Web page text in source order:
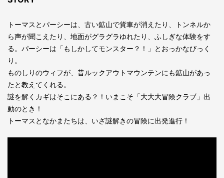
トーマスとパーシーは、古い鉱⼭で貨⾞が消えたり、トンネルか
ら声が聞こえたり、地⾯がグラグラゆれたり、ふしぎな体験をす
る。パーシーは「もしかしてモンスター？！」とおっかなびっく
り。
ものしりのウィフが、昔ルックアウトマウンテンにも鉱⼭があっ
たと教えてくれる。
謎を解くカギはそこにある？！いまこそ「⼤⼤⼤冒険クラブ」出
動のとき！
トーマスとなかまたちは、いざ謎解きの冒険に出発進⾏！